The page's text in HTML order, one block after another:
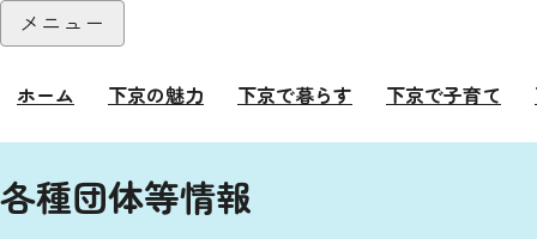
本文へ
メニュー
ホーム 下京の魅力 下京で暮らす 下京で子育て
各種団体等情報